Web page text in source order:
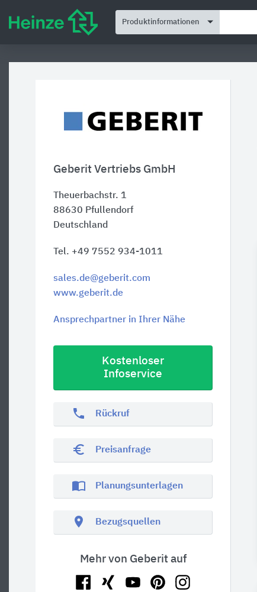
Produktinformationen
Geberit Vertriebs GmbH
Theuerbachstr. 1
88630 Pfullendorf
Deutschland
Tel. +49 7552 934-1011
sales.de@geberit.com
www.geberit.de
Ansprechpartner in Ihrer Nähe
Kostenloser
Infoservice
phone Rückruf
euro_symbol Preisanfrage
import_contacts Planungsunterlagen
location_on Bezugsquellen
Mehr von Geberit auf